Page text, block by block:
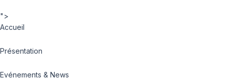
">
Accueil
Présentation
Evénements & News